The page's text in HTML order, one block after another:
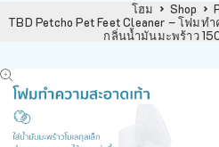
โฮม Shop
TBD Petcho Pet Feet Cleaner – โฟมท
กลิ่นน้ำมันมะพร้าว